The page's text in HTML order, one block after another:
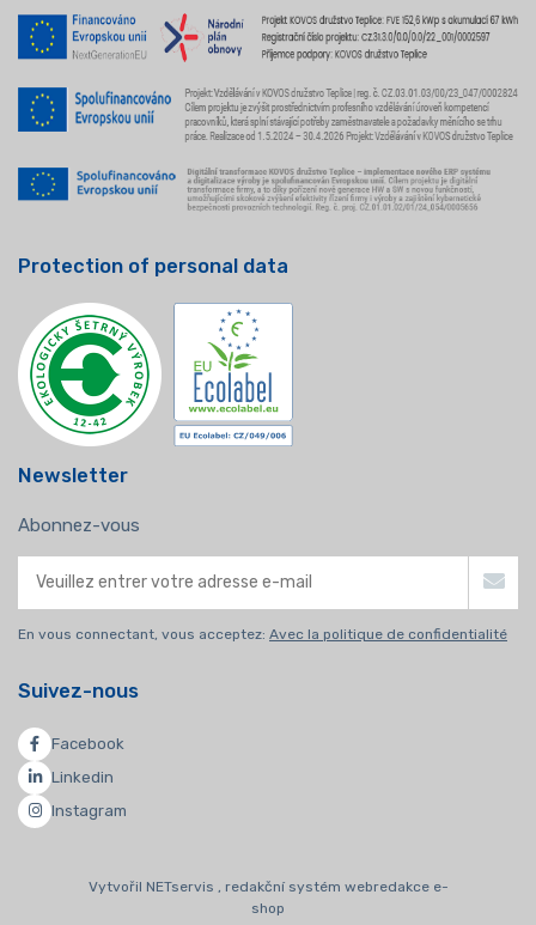
Protection of personal data
Newsletter
Abonnez-vous
En vous connectant, vous acceptez: Avec la politique de confidentialité
Suivez-nous
Facebook
Linkedin
Instagram
Vytvořil NETservis , redakční systém webredakce e-
shop